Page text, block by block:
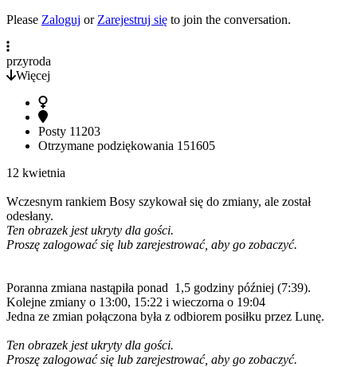
Please Zaloguj or Zarejestruj się to join the conversation.
przyroda
Więcej
Posty 11203
Otrzymane podziękowania 151605
12 kwietnia
Wczesnym rankiem Bosy szykował się do zmiany, ale został
odesłany.
Ten obrazek jest ukryty dla gości.
Proszę zalogować się lub zarejestrować, aby go zobaczyć.
Poranna zmiana nastąpiła ponad 1,5 godziny później (7:39).
Kolejne zmiany o 13:00, 15:22 i wieczorna o 19:04
Jedna ze zmian połączona była z odbiorem posiłku przez Lunę.
Ten obrazek jest ukryty dla gości.
Proszę zalogować się lub zarejestrować, aby go zobaczyć.